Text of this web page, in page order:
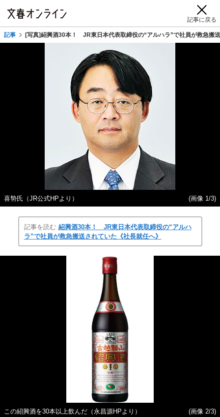
記事に戻る
記事 [写真]紹興酒30本！ JR東日本代表取締役の“アルハラ”で社員が救急搬
喜㔟氏（JR公式HPより） (画像 1/3)
記事を読む 紹興酒30本！ JR東日本代表取締役の“アルハ
ラ”で社員が救急搬送されていた《社長就任へ》
この紹興酒を30本以上飲んだ（永昌源HPより）
(画像 2/3)